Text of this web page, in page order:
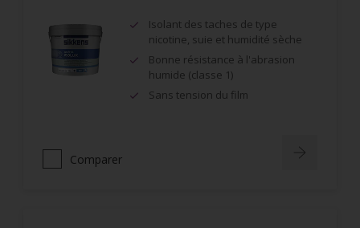
Isolant des taches de type
nicotine, suie et humidité sèche
Bonne résistance à l'abrasion
humide (classe 1)
Sans tension du film
Comparer